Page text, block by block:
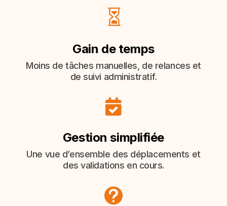

Gain de temps
Moins de tâches manuelles, de relances et
de suivi administratif.

Gestion simplifiée
Une vue d’ensemble des déplacements et
des validations en cours.
